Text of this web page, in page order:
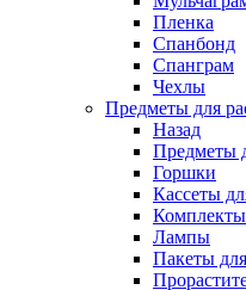
Пленка
Спанбонд
Спанграм
Чехлы
Предметы для
Назад
Предметы
Горшки
Кассеты
Лампы
Пакеты